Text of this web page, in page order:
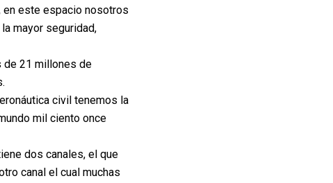
en este espacio nosotros
mayor seguridad,
de 21 millones de
civil tenemos la
mil ciento once
dos canales, el que
canal el cual muchas